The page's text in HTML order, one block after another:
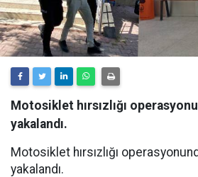
Motosiklet hırsızlığı
yakalandı.
Motosiklet hırsızlığı
yakalandı.